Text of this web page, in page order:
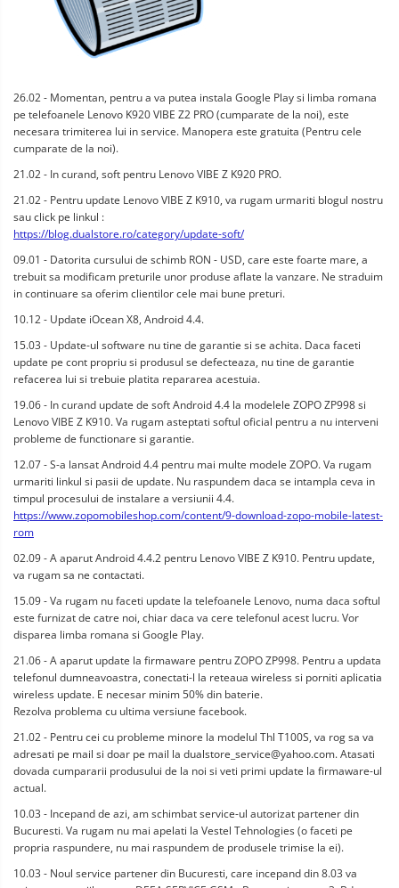
26.02 - Momentan, pentru a va putea instala Google Play si limba romana
pe telefoanele Lenovo K920 VIBE Z2 PRO (cumparate de la noi), este
necesara trimiterea lui in service. Manopera este gratuita (Pentru cele
cumparate de la noi).
21.02 - In curand, soft pentru Lenovo VIBE Z K920 PRO.
21.02 - Pentru update Lenovo VIBE Z K910, va rugam urmariti blogul nostru
sau click pe linkul :
https://blog.dualstore.ro/category/update-soft/
09.01 - Datorita cursului de schimb RON - USD, care este foarte mare, a
trebuit sa modificam preturile unor produse aflate la vanzare. Ne straduim
in continuare sa oferim clientilor cele mai bune preturi.
10.12 - Update iOcean X8, Android 4.4.
15.03 - Update-ul software nu tine de garantie si se achita. Daca faceti
update pe cont propriu si produsul se defecteaza, nu tine de garantie
refacerea lui si trebuie platita repararea acestuia.
19.06 - In curand update de soft Android 4.4 la modelele ZOPO ZP998 si
Lenovo VIBE Z K910. Va rugam asteptati softul oficial pentru a nu interveni
probleme de functionare si garantie.
12.07 - S-a lansat Android 4.4 pentru mai multe modele ZOPO. Va rugam
urmariti linkul si pasii de update. Nu raspundem daca se intampla ceva in
timpul procesului de instalare a versiunii 4.4.
https://www.zopomobileshop.com/content/9-download-zopo-mobile-latest-
rom
02.09 - A aparut Android 4.4.2 pentru Lenovo VIBE Z K910. Pentru update,
va rugam sa ne contactati.
15.09 - Va rugam nu faceti update la telefoanele Lenovo, numa daca softul
este furnizat de catre noi, chiar daca va cere telefonul acest lucru. Vor
disparea limba romana si Google Play.
21.06 - A aparut update la firmaware pentru ZOPO ZP998. Pentru a updata
telefonul dumneavoastra, conectati-l la reteaua wireless si porniti aplicatia
wireless update. E necesar minim 50% din baterie.
Rezolva problema cu ultima versiune facebook.
21.02 - Pentru cei cu probleme minore la modelul Thl T100S, va rog sa va
adresati pe mail si doar pe mail la dualstore_service@yahoo.com. Atasati
dovada cumpararii produsului de la noi si veti primi update la firmaware-ul
actual.
10.03 - Incepand de azi, am schimbat service-ul autorizat partener din
Bucuresti. Va rugam nu mai apelati la Vestel Tehnologies (o faceti pe
propria raspundere, nu mai raspundem de produsele trimise la ei).
10.03 - Noul service partener din Bucuresti, care incepand din 8.03 va